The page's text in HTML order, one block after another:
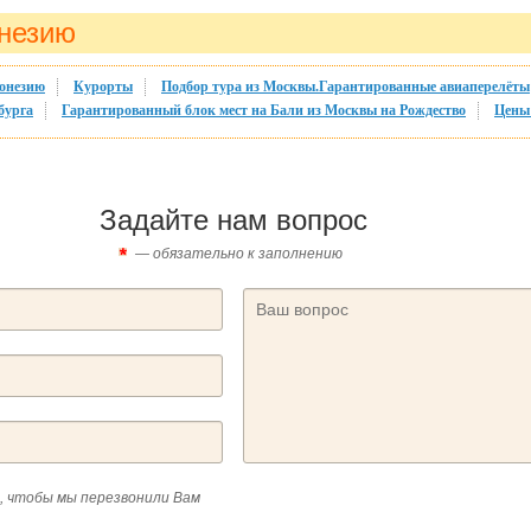
Курорты
Подбор тура из Москвы.Гарантированные авиаперелёты
Гарантированный блок мест на Бали из Москвы на Рождество Цены
Задайте нам вопрос
— обязательно к заполнению
мы перезвонили Вам